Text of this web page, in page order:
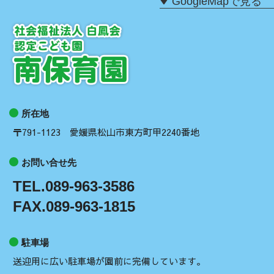
所在地
〒791-1123 愛媛県松山市東方町甲2240番地
お問い合せ先
TEL.089-963-3586
FAX.089-963-1815
駐車場
送迎用に広い駐車場が園前に完備しています。